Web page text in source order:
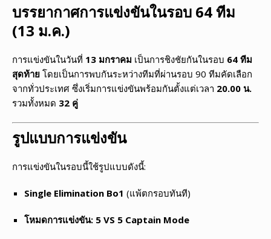
บรรยากาศการแข่งขันในรอบ 64 ทีม
(13 ม.ค.)
การแข่งขันในวันที่ 13 มกราคม เป็นการชิงชัยกันในรอบ 64 ทีม
สุดท้าย โดยเป็นการพบกันระหว่างทีมที่ผ่านรอบ 90 ทีมคัดเลือก
จากทั่วประเทศ ซึ่งเริ่มการแข่งขันพร้อมกันตั้งแต่เวลา 20.00 น.
รวมทั้งหมด 32 คู่
รูปแบบการแข่งขัน
การแข่งขันในรอบนี้ใช้รูปแบบดังนี้:
Single Elimination Bo1 (แพ้ตกรอบทันที)
โหมดการแข่งขัน: 5 VS 5 Captain Mode